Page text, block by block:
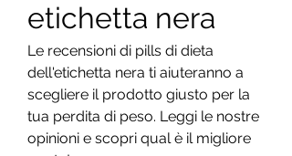
etichetta nera
Le recensioni di pills di dieta
dell'etichetta nera ti aiuteranno a
scegliere il prodotto giusto per la
tua perdita di peso. Leggi le nostre
opinioni e scopri qual è il migliore